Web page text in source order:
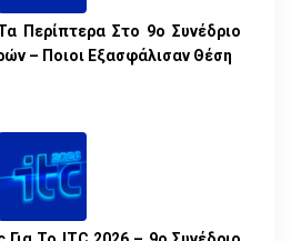
Περίπτερα Στο 9ο Συνέδριο
– Ποιοι Εξασφάλισαν Θέση